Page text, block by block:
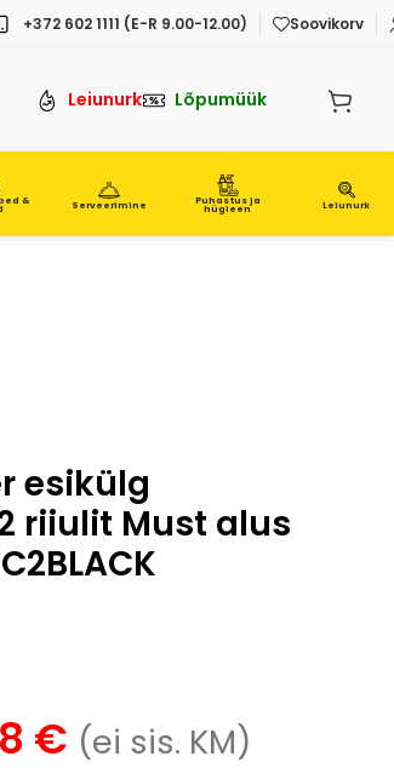
+372 602 1111 (E-R 9.00-12.00) Soovikorv
Leiunurk Lõpumüük
& Serveerimine Puhastus ja
hügieen Leiunurk
esikülg
riiulit Must alus
€ (ei sis. KM)